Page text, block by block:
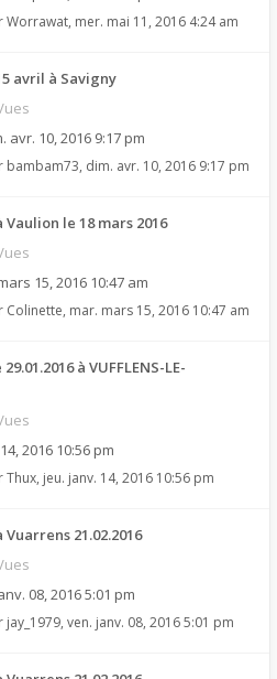
Worrawat, mer. mai 11, 2016 4:24 am
avril à Savigny
avr. 10, 2016 9:17 pm
bambam73, dim. avr. 10, 2016 9:17 pm
le 18 mars 2016
15, 2016 10:47 am
Colinette, mar. mars 15, 2016 10:47 am
à VUFFLENS-LE-
2016 10:56 pm
Thux, jeu. janv. 14, 2016 10:56 pm
21.02.2016
08, 2016 5:01 pm
jay_1979, ven. janv. 08, 2016 5:01 pm